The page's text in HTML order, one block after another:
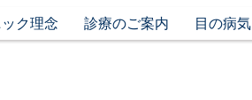
ク理念 診療のご案内 目の病